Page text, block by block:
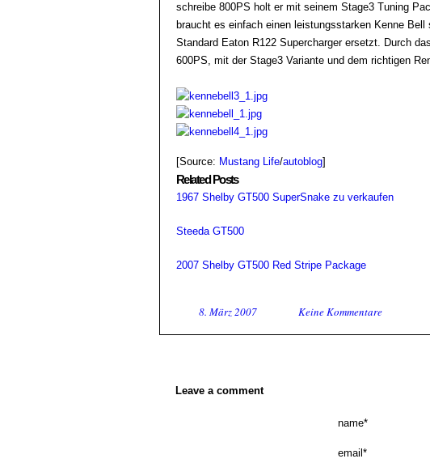
schreibe 800PS holt er mit seinem Stage3 Tuning
braucht es einfach einen leistungsstarken Kenne
Standard Eaton R122 Supercharger ersetzt. Durch
600PS, mit der Stage3 Variante und dem richtigen
[Source: Mustang Life/autoblog]
Related Posts
1967 Shelby GT500 SuperSnake zu verkaufen
Steeda GT500
2007 Shelby GT500 Red Stripe Package
8. März 2007 Keine Kommentare
Leave a comment
name*
email*